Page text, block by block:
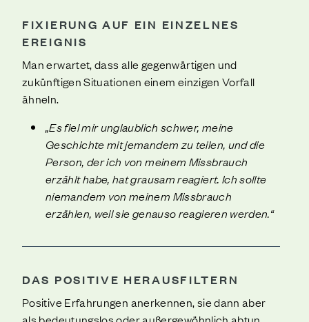
FIXIERUNG AUF EIN EINZELNES
EREIGNIS
Man erwartet, dass alle gegenwärtigen und
zukünftigen Situationen einem einzigen Vorfall
ähneln.
„Es fiel mir unglaublich schwer, meine
Geschichte mit jemandem zu teilen, und die
Person, der ich von meinem Missbrauch
erzählt habe, hat grausam reagiert. Ich sollte
niemandem von meinem Missbrauch
erzählen, weil sie genauso reagieren werden.“
DAS POSITIVE HERAUSFILTERN
Positive Erfahrungen anerkennen, sie dann aber